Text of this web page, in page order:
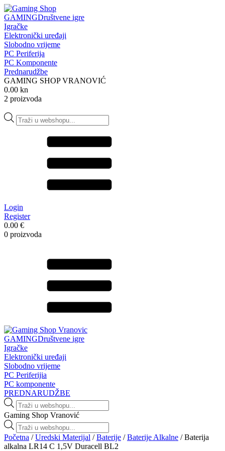
GAMINGDruštvene igre
Igračke
Elektronički uređaji
Slobodno vrijeme
PC Periferija
PC Komponente
Prednarudžbe
GAMING SHOP VRANOVIĆ
0.00 kn
2 proizvoda
Products
search
Login
Register
0.00 €
0 proizvoda
GAMINGDruštvene igre
Igračke
Elektronički uređaji
Slobodno vrijeme
PC Periferijia
PC komponente
PREDNARUDŽBE
Products
search
Gaming Shop Vranović
Products
search
Početna /Uredski Materijal /Baterije /Baterije Alkalne / Baterija
alkalna LR14 C 1,5V Duracell BL2